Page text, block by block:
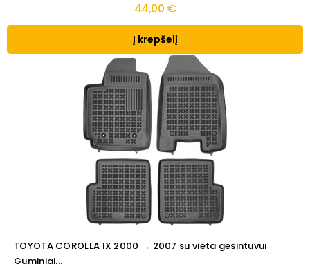
44,00 €
Į krepšelį
TOYOTA COROLLA IX 2000 → 2007 su vieta gesintuvui
Guminiai...